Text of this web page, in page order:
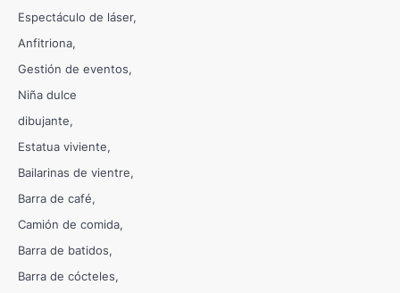
Espectáculo de láser
Anfitriona
Gestión de eventos
Niña dulce
dibujante
Estatua viviente
Bailarinas de vientre
Barra de café
Camión de comida
Barra de batidos
Barra de cócteles